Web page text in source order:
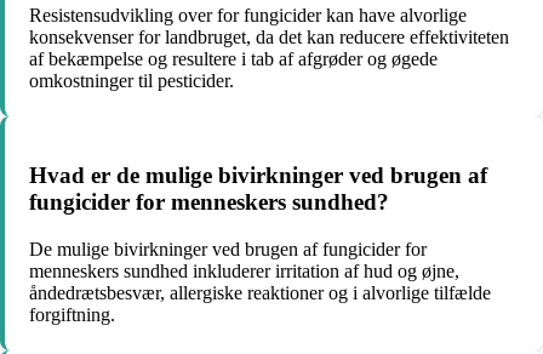
Resistensudvikling over for fungicider kan have alvorlige
konsekvenser for landbruget, da det kan reducere effektiviteten
af bekæmpelse og resultere i tab af afgrøder og øgede
omkostninger til pesticider.
Hvad er de mulige bivirkninger ved brugen af
fungicider for menneskers sundhed?
De mulige bivirkninger ved brugen af fungicider for
menneskers sundhed inkluderer irritation af hud og øjne,
åndedrætsbesvær, allergiske reaktioner og i alvorlige tilfælde
forgiftning.